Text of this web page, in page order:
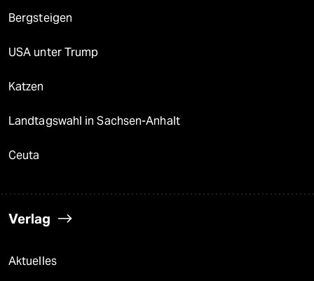
Bergsteigen
USA unter Trump
Katzen
Landtagswahl in Sachsen-Anhalt
Ceuta
Verlag
Aktuelles